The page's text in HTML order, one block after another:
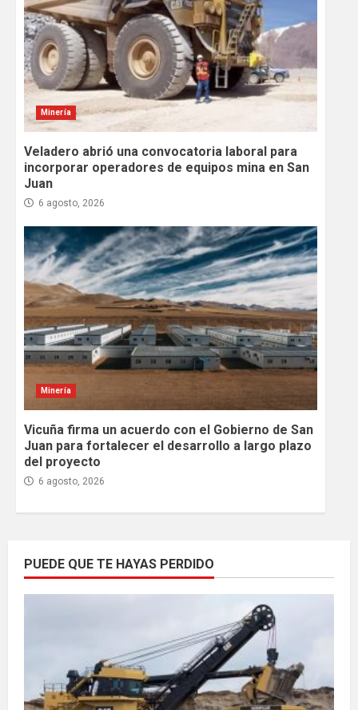
Minería
Veladero abrió una convocatoria laboral para
incorporar operadores de equipos mina en San
Juan
6 agosto, 2026
Minería
Vicuña firma un acuerdo con el Gobierno de San
Juan para fortalecer el desarrollo a largo plazo
del proyecto
6 agosto, 2026
PUEDE QUE TE HAYAS PERDIDO